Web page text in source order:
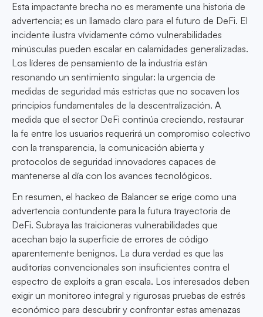
Esta impactante brecha no es meramente una historia de
advertencia; es un llamado claro para el futuro de DeFi. El
incidente ilustra vívidamente cómo vulnerabilidades
minúsculas pueden escalar en calamidades generalizadas.
Los líderes de pensamiento de la industria están
resonando un sentimiento singular: la urgencia de
medidas de seguridad más estrictas que no socaven los
principios fundamentales de la descentralización. A
medida que el sector DeFi continúa creciendo, restaurar
la fe entre los usuarios requerirá un compromiso colectivo
con la transparencia, la comunicación abierta y
protocolos de seguridad innovadores capaces de
mantenerse al día con los avances tecnológicos.
En resumen, el hackeo de Balancer se erige como una
advertencia contundente para la futura trayectoria de
DeFi. Subraya las traicioneras vulnerabilidades que
acechan bajo la superficie de errores de código
aparentemente benignos. La dura verdad es que las
auditorías convencionales son insuficientes contra el
espectro de exploits a gran escala. Los interesados deben
exigir un monitoreo integral y rigurosas pruebas de estrés
económico para descubrir y confrontar estas amenazas